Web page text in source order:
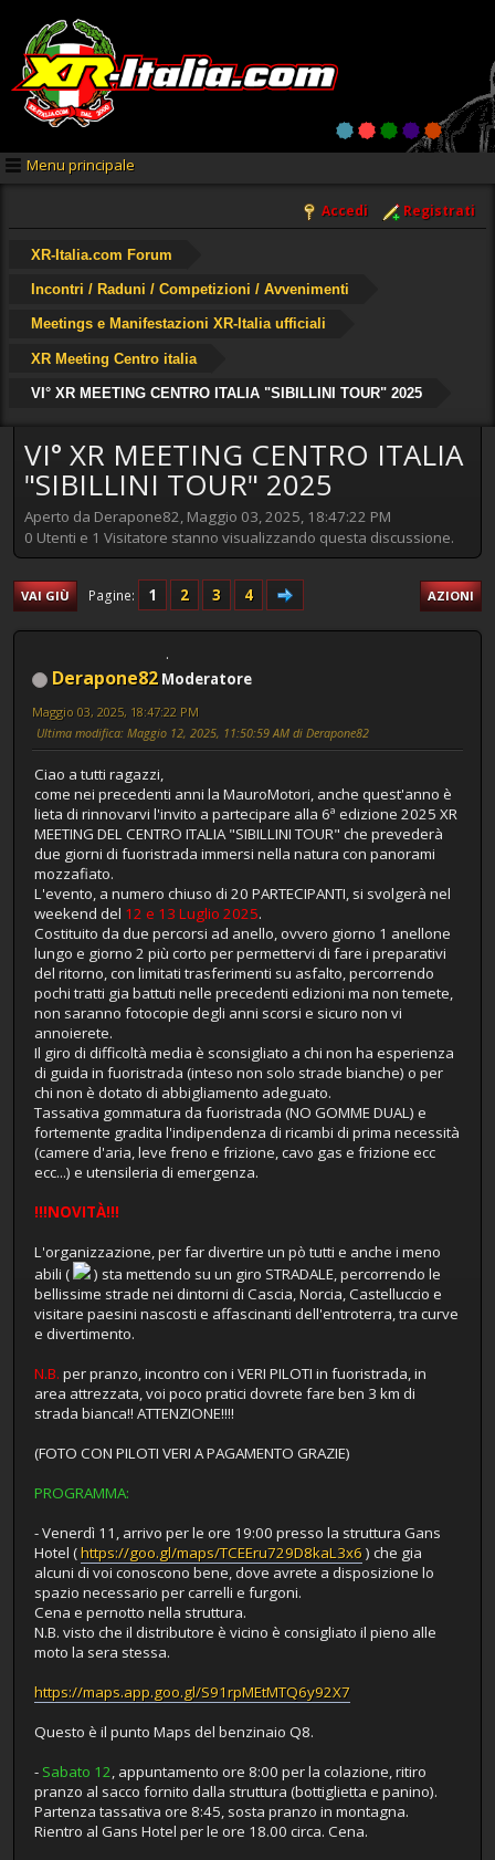
Menu principale
Accedi Registrati
XR-Italia.com Forum
Incontri / Raduni / Competizioni / Avvenimenti
Meetings e Manifestazioni XR-Italia ufficiali
XR Meeting Centro italia
VI° XR MEETING CENTRO ITALIA "SIBILLINI TOUR" 2025
VI° XR MEETING CENTRO ITALIA
"SIBILLINI TOUR" 2025
Aperto da Derapone82, Maggio 03, 2025, 18:47:22 PM
0 Utenti e 1 Visitatore stanno visualizzando questa discussione.
VAI GIÙ Pagine 1 2 3 4 AZIONI
Derapone82 Moderatore
Maggio 03, 2025, 18:47:22 PM
Ultima modifica: Maggio 12, 2025, 11:50:59 AM di Derapone82
Ciao a tutti ragazzi,
come nei precedenti anni la MauroMotori, anche quest'anno è
lieta di rinnovarvi l'invito a partecipare alla 6ª edizione 2025 XR
MEETING DEL CENTRO ITALIA "SIBILLINI TOUR" che prevederà
due giorni di fuoristrada immersi nella natura con panorami
mozzafiato.
L'evento, a numero chiuso di 20 PARTECIPANTI, si svolgerà nel
weekend del 12 e 13 Luglio 2025.
Costituito da due percorsi ad anello, ovvero giorno 1 anellone
lungo e giorno 2 più corto per permettervi di fare i preparativi
del ritorno, con limitati trasferimenti su asfalto, percorrendo
pochi tratti gia battuti nelle precedenti edizioni ma non temete,
non saranno fotocopie degli anni scorsi e sicuro non vi
annoierete.
Il giro di difficoltà media è sconsigliato a chi non ha esperienza
di guida in fuoristrada (inteso non solo strade bianche) o per
chi non è dotato di abbigliamento adeguato.
Tassativa gommatura da fuoristrada (NO GOMME DUAL) e
fortemente gradita l'indipendenza di ricambi di prima necessità
(camere d'aria, leve freno e frizione, cavo gas e frizione ecc
ecc...) e utensileria di emergenza.
!!!NOVITÀ!!!
L'organizzazione, per far divertire un pò tutti e anche i meno
abili (
) sta mettendo su un giro STRADALE, percorrendo le
bellissime strade nei dintorni di Cascia, Norcia, Castelluccio e
visitare paesini nascosti e affascinanti dell'entroterra, tra curve
e divertimento.
N.B. per pranzo, incontro con i VERI PILOTI in fuoristrada, in
area attrezzata, voi poco pratici dovrete fare ben 3 km di
strada bianca!! ATTENZIONE!!!!
(FOTO CON PILOTI VERI A PAGAMENTO GRAZIE)
PROGRAMMA:
- Venerdì 11, arrivo per le ore 19:00 presso la struttura Gans
Hotel (https://goo.gl/maps/TCEEru729D8kaL3x6) che gia
alcuni di voi conoscono bene, dove avrete a disposizione lo
spazio necessario per carrelli e furgoni.
Cena e pernotto nella struttura.
N.B. visto che il distributore è vicino è consigliato il pieno alle
moto la sera stessa.
https://maps.app.goo.gl/S91rpMEtMTQ6y92X7
Questo è il punto Maps del benzinaio Q8.
- Sabato 12, appuntamento ore 8:00 per la colazione, ritiro
pranzo al sacco fornito dalla struttura (bottiglietta e panino).
Partenza tassativa ore 8:45, sosta pranzo in montagna.
Rientro al Gans Hotel per le ore 18.00 circa. Cena.